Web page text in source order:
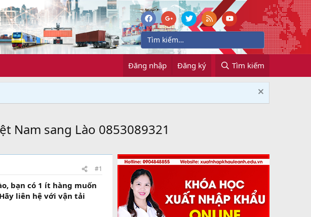
Đăng nhập Đăng ký Tìm kiếm
Nam sang Lào 0853089321
#1
bạn có 1 ít hàng muốn
liên hệ với vận tải